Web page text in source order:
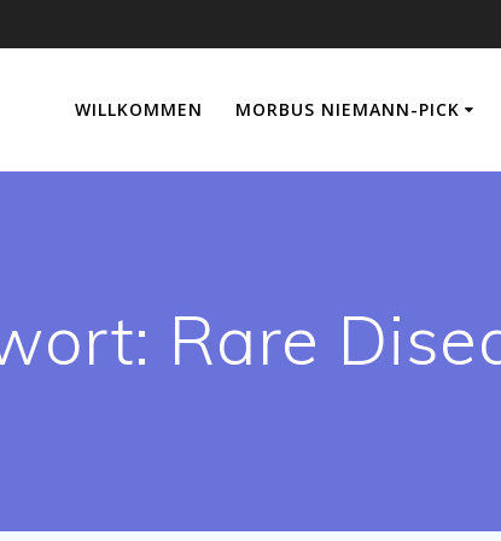
WILLKOMMEN MORBUS NIEMANN-PICK
Rare